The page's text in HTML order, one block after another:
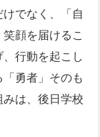
でなく、「自
顔を届けるこ
行動を起こし
勇者」そのも
は、後日学校